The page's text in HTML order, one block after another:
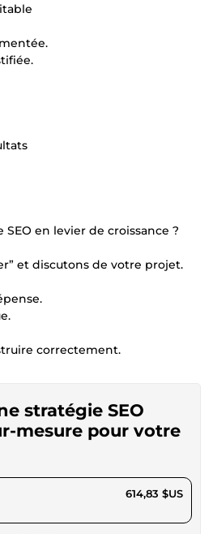
en levier de croissance ?
et discutons de votre projet.
correctement.
stratégie SEO
mesure pour votre
566,66 $US 614,83 $US